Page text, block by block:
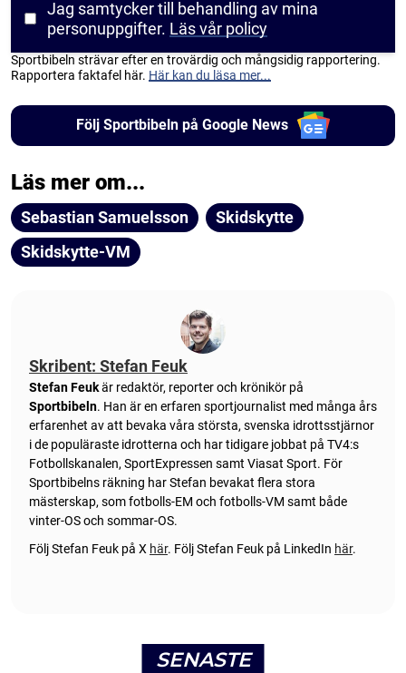
Jag samtycker till behandling av mina
personuppgifter. Läs vår policy
Sportbibeln strävar efter en trovärdig och mångsidig rapportering.
Rapportera faktafel här. Här kan du läsa mer...
Följ Sportbibeln på Google News
Läs mer om...
Sebastian Samuelsson
Skidskytte
Skidskytte-VM
Skribent: Stefan Feuk
Stefan Feukär redaktör, reporter och krönikör på
Sportbibeln. Han är en erfaren sportjournalist med många års
erfarenhet av att bevaka våra största, svenska idrottsstjärnor
i de populäraste idrotterna och har tidigare jobbat på TV4:s
Fotbollskanalen, SportExpressen samt Viasat Sport. För
Sportbibelns räkning har Stefan bevakat flera stora
mästerskap, som fotbolls-EM och fotbolls-VM samt både
vinter-OS och sommar-OS.
Följ Stefan Feuk på X här. Följ Stefan Feuk på LinkedIn här.
SENASTE